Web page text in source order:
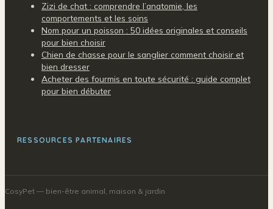
Zizi de chat : comprendre l’anatomie, les
comportements et les soins
Nom pour un poisson : 50 idées originales et conseils
pour bien choisir
Chien de chasse pour le sanglier comment choisir et
bien dresser
Acheter des fourmis en toute sécurité : guide complet
pour bien débuter
RESSOURCES PARTENAIRES
CosyPet — bien-être animal, maison & jardin